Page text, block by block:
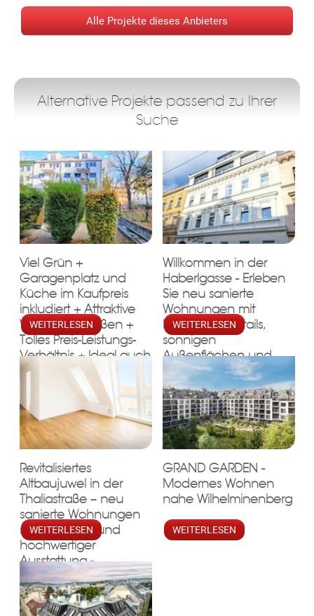
TE
Alle Projekte dieses Anbieters
Alternative Projekte passend zu Ihrer
Suche
Viel Grün +
Garagenplatz und
Küche im Kaufpreis
inkludiert + Attraktive
Wohnungsgrößen +
Tolles Preis-Leistungs-
Verhältnis + Ideal auch
als Anlage / Freier
WEITERLESEN
Willkommen in der
Haberlgasse - Erleben
Sie neu sanierte
Wohnungen mit
liebevollen Details,
sonnigen
Außenflächen und
umweltfreundlicher
Luftwärmepumpe – für
ein Zuhause mit
Zukunft
WEITERLESEN
Revitalisiertes
Altbaujuwel in der
Thaliastraße – neu
sanierte Wohnungen
mit Terrassen und
hochwertiger
Ausstattung -
moderner
Luftwärmepumpe und
Klimaanlage inklusive
WEITERLESEN
GRAND GARDEN -
Modernes Wohnen
nahe Wilhelminenberg
WEITERLESEN